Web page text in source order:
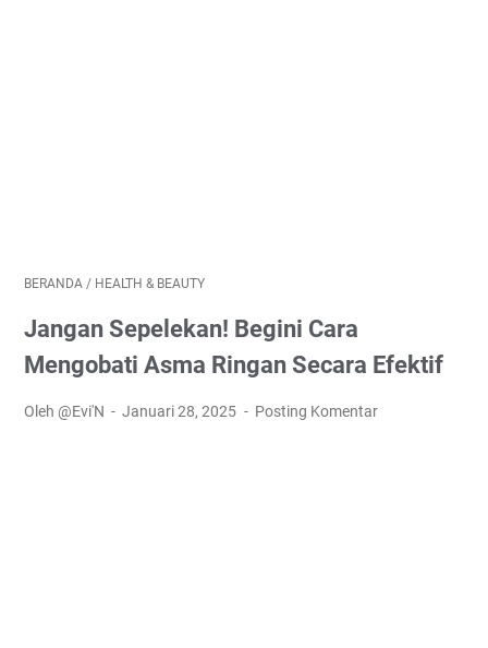
BERANDA / HEALTH & BEAUTY
Jangan Sepelekan! Begini Cara
Mengobati Asma Ringan Secara Efektif
Oleh @Evi'N Januari 28, 2025 Posting Komentar